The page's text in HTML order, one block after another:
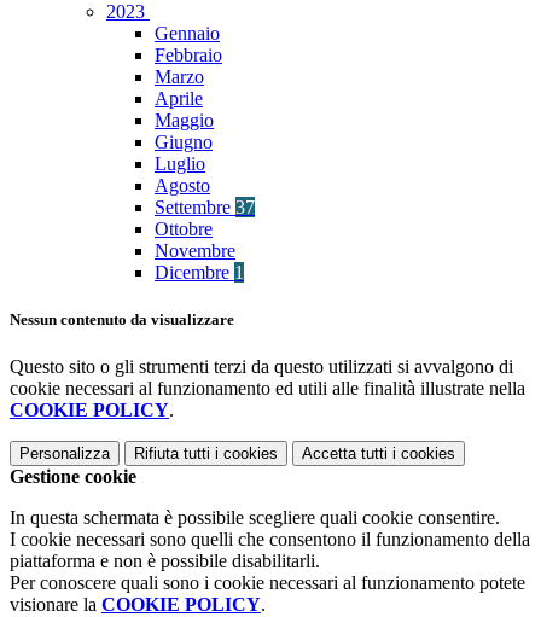
2023
Gennaio
Febbraio
Marzo
Aprile
Maggio
Giugno
Luglio
Agosto
Settembre 37
Ottobre
Novembre
Dicembre 1
Nessun contenuto da visualizzare
Questo sito o gli strumenti terzi da questo utilizzati si avvalgono di
cookie necessari al funzionamento ed utili alle finalità illustrate nella
COOKIE POLICY.
Personalizza Rifiuta tutti i cookies Accetta tutti i cookies
Gestione cookie
In questa schermata è possibile scegliere quali cookie consentire.
I cookie necessari sono quelli che consentono il funzionamento della
piattaforma e non è possibile disabilitarli.
Per conoscere quali sono i cookie necessari al funzionamento potete
visionare la COOKIE POLICY.